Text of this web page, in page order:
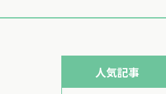
人気記事